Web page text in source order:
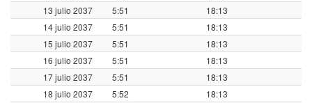
13 julio 2037
5:51
18:13
14 julio 2037
5:51
18:13
15 julio 2037
5:51
18:13
16 julio 2037
5:51
18:13
17 julio 2037
5:51
18:13
18 julio 2037
5:52
18:13